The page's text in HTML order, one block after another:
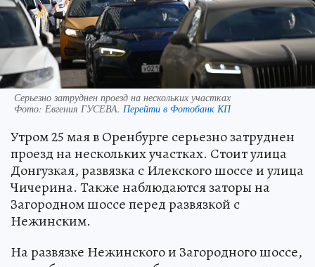
Фото:Евгения ГУСЕВА.Перейти в Фотобанк КП
Утром 25 мая в Оренбурге серьезно затруднен
проезд на нескольких участках. Стоит улица
Донгузкая, развязка с Илекского шоссе и улица
Чичерина. Также наблюдаются заторы на
Загородном шоссе перед развязкой с
Нежинским.